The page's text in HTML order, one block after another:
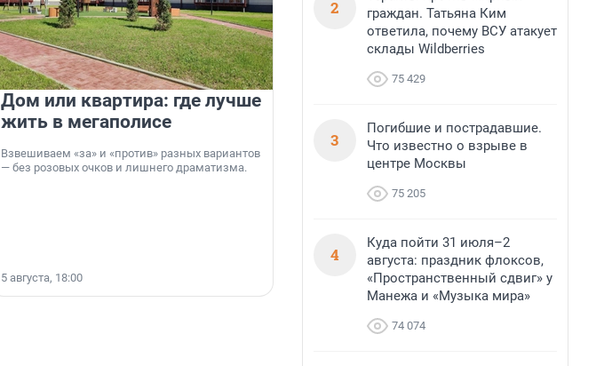
Дом или квартира: где лучше
жить в мегаполисе
Взвешиваем «за» и «против» разных вариантов
— без розовых очков и лишнего драматизма.
5 августа, 18:00
увеличила объём текущего
строительства в
Ленинградской области
Группа Аквилон входит в ТОП-5 рейтинга
строительства в Ленинградской области. В
настоящее время компания реализует в
регионе 185 429 кв. метров жилья, что на 20%
больше, чем в 1 квартале 2026 года.
5 августа, 17:12
2
граждан. Татьяна Ким
ответила, почему ВСУ атакует
склады Wildberries
75 429
3
Погибшие и пострадавшие.
Что известно о взрыве в
центре Москвы
75 205
4
Куда пойти 31 июля–2
августа: праздник флоксов,
«Пространственный сдвиг» у
Манежа и «Музыка мира»
74 074